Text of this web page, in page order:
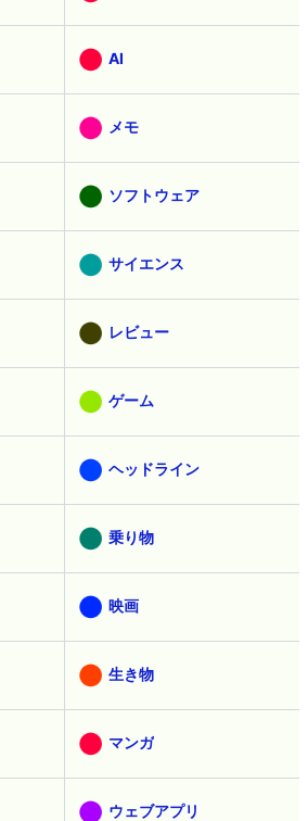
AI
メモ
ソフトウェア
サイエンス
レビュー
ゲーム
ヘッドライン
乗り物
映画
生き物
マンガ
ウェブアプリ